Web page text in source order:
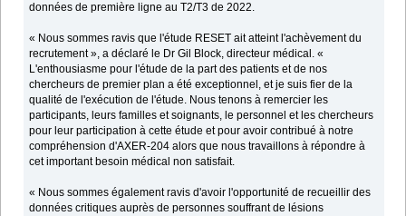
données de première ligne au T2/T3 de 2022.
« Nous sommes ravis que l'étude RESET ait atteint l'achèvement du
recrutement », a déclaré le Dr Gil Block, directeur médical. «
L'enthousiasme pour l'étude de la part des patients et de nos
chercheurs de premier plan a été exceptionnel, et je suis fier de la
qualité de l'exécution de l'étude. Nous tenons à remercier les
participants, leurs familles et soignants, le personnel et les chercheurs
pour leur participation à cette étude et pour avoir contribué à notre
compréhension d'AXER-204 alors que nous travaillons à répondre à
cet important besoin médical non satisfait.
« Nous sommes également ravis d'avoir l'opportunité de recueillir des
données critiques auprès de personnes souffrant de lésions